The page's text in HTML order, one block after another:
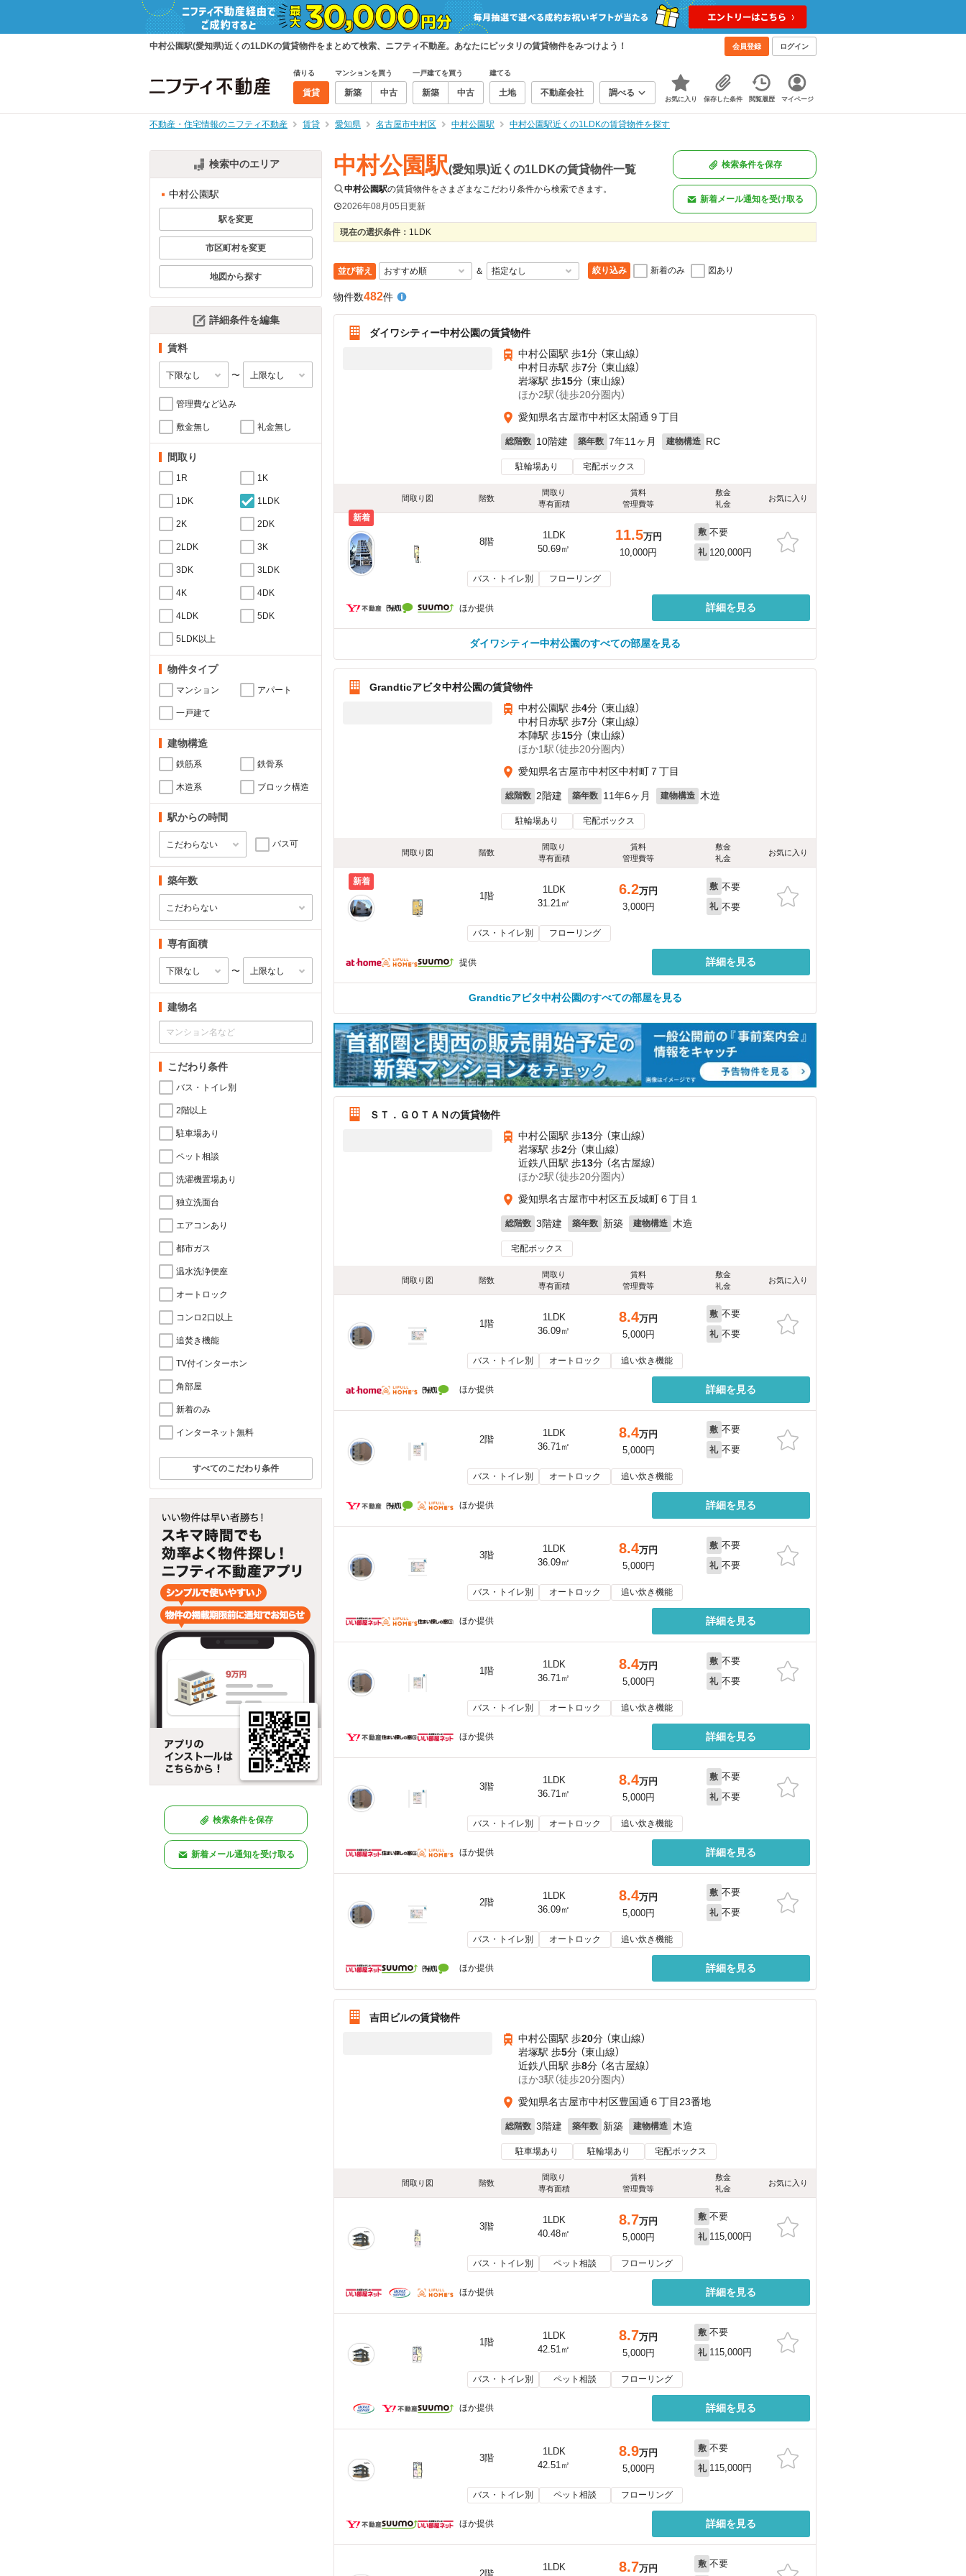
中村公園駅(愛知県)近くの1LDKの賃貸物件をまとめて検索、ニフティ不動産。あなたにピッタリの賃貸物件をみつけよう！ 会員登録 ログイン
借りる
賃貸
マンションを買う
新築 中古
一戸建てを買う
新築 中古
建てる
土地 不動産会社 調べる
お気に入り 保存した条件 閲覧履歴 マイページ
不動産・住宅情報のニフティ不動産 賃貸 愛知県 名古屋市中村区 中村公園駅 中村公園駅近くの1LDKの賃貸物件を探す
検索中のエリア
中村公園駅
駅を変更
市区町村を変更
地図から探す
詳細条件を編集
賃料
〜
管理費など込み
敷金無し 礼金無し
間取り
1R 1K
1DK 1LDK
2K 2DK
2LDK 3K
3DK 3LDK
4K 4DK
4LDK 5DK
5LDK以上
物件タイプ
マンション アパート
一戸建て
建物構造
鉄筋系 鉄骨系
木造系 ブロック構造
駅からの時間
バス可
築年数
専有面積
〜
建物名
こだわり条件
バス・トイレ別
2階以上
駐車場あり
ペット相談
洗濯機置場あり
独立洗面台
エアコンあり
都市ガス
温水洗浄便座
オートロック
コンロ2口以上
追焚き機能
TV付インターホン
角部屋
新着のみ
インターネット無料
すべてのこだわり条件
検索条件を保存
新着メール通知を受け取る
中村公園駅(愛知県)近くの1LDKの賃貸物件一覧
中村公園駅の賃貸物件をさまざまなこだわり条件から検索できます。
2026年08月05日更新
検索条件を保存
新着メール通知を受け取る
現在の選択条件： 1LDK
並び替え ＆ 絞り込み 新着のみ 図あり
物件数482件
ダイワシティー中村公園の賃貸物件
中村公園駅 歩1分 （東山線）
中村日赤駅 歩7分 （東山線）
岩塚駅 歩15分 （東山線）
ほか2駅（徒歩20分圏内）
愛知県名古屋市中村区太閤通９丁目
総階数 10階建 築年数 7年11ヶ月 建物構造 RC
駐輪場あり 宅配ボックス
間取り図 階数
間取り
専有面積
賃料
管理費等
敷金
礼金
お気に入り
新着
8階
1LDK
50.69㎡
11.5万円
10,000円
敷 不要
礼 120,000円
バス・トイレ別 フローリング
ほか提供 詳細を見る
ダイワシティー中村公園のすべての部屋を見る
Grandticアビタ中村公園の賃貸物件
中村公園駅 歩4分 （東山線）
中村日赤駅 歩7分 （東山線）
本陣駅 歩15分 （東山線）
ほか1駅（徒歩20分圏内）
愛知県名古屋市中村区中村町７丁目
総階数 2階建 築年数 11年6ヶ月 建物構造 木造
駐輪場あり 宅配ボックス
間取り図 階数
間取り
専有面積
賃料
管理費等
敷金
礼金
お気に入り
新着
1階
1LDK
31.21㎡
6.2万円
3,000円
敷 不要
礼 不要
バス・トイレ別 フローリング
提供 詳細を見る
Grandticアビタ中村公園のすべての部屋を見る
ＳＴ．ＧＯＴＡＮの賃貸物件
中村公園駅 歩13分 （東山線）
岩塚駅 歩2分 （東山線）
近鉄八田駅 歩13分 （名古屋線）
ほか2駅（徒歩20分圏内）
愛知県名古屋市中村区五反城町６丁目１
総階数 3階建 築年数 新築 建物構造 木造
宅配ボックス
間取り図 階数
間取り
専有面積
賃料
管理費等
敷金
礼金
お気に入り
1階
1LDK
36.09㎡
8.4万円
5,000円
敷 不要
礼 不要
バス・トイレ別 オートロック 追い炊き機能
ほか提供 詳細を見る
2階
1LDK
36.71㎡
8.4万円
5,000円
敷 不要
礼 不要
バス・トイレ別 オートロック 追い炊き機能
ほか提供 詳細を見る
3階
1LDK
36.09㎡
8.4万円
5,000円
敷 不要
礼 不要
バス・トイレ別 オートロック 追い炊き機能
ほか提供 詳細を見る
1階
1LDK
36.71㎡
8.4万円
5,000円
敷 不要
礼 不要
バス・トイレ別 オートロック 追い炊き機能
ほか提供 詳細を見る
3階
1LDK
36.71㎡
8.4万円
5,000円
敷 不要
礼 不要
バス・トイレ別 オートロック 追い炊き機能
ほか提供 詳細を見る
2階
1LDK
36.09㎡
8.4万円
5,000円
敷 不要
礼 不要
バス・トイレ別 オートロック 追い炊き機能
ほか提供 詳細を見る
吉田ビルの賃貸物件
中村公園駅 歩20分 （東山線）
岩塚駅 歩5分 （東山線）
近鉄八田駅 歩8分 （名古屋線）
ほか3駅（徒歩20分圏内）
愛知県名古屋市中村区豊国通６丁目23番地
総階数 3階建 築年数 新築 建物構造 木造
駐車場あり 駐輪場あり 宅配ボックス
間取り図 階数
間取り
専有面積
賃料
管理費等
敷金
礼金
お気に入り
3階
1LDK
40.48㎡
8.7万円
5,000円
敷 不要
礼 115,000円
バス・トイレ別 ペット相談 フローリング
ほか提供 詳細を見る
1階
1LDK
42.51㎡
8.7万円
5,000円
敷 不要
礼 115,000円
バス・トイレ別 ペット相談 フローリング
ほか提供 詳細を見る
3階
1LDK
42.51㎡
8.9万円
5,000円
敷 不要
礼 115,000円
バス・トイレ別 ペット相談 フローリング
ほか提供 詳細を見る
2階
1LDK
8.7万円 敷 不要